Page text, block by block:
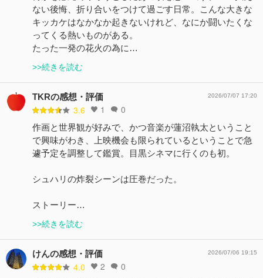
ない後悔、折り合いをつけて過ごす日常。こんな大きな
キッカケはなかなか起きないけれど、なにか闘いたくな
ってくる熱いものがある。
たった一発の花火の為に…
>>続きを読む
TKRの感想・評価
3.6 1 0
2026/07/07 17:20
作画と世界観が好みで、かつ音楽が蓮沼執太ということ
で興味がわき、上映機会も限られているということで急
遽予定を調整して鑑賞。目黒シネマに行くのも初。
シュハリの炸裂シーンは圧巻だった。
ストーリー…
>>続きを読む
けんの感想・評価
4.0 2 0
2026/07/06 19:15